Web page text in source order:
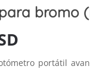
bromo
portátil